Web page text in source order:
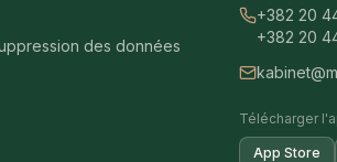
des données
+382 20
+382 20
Télécharger
App Store